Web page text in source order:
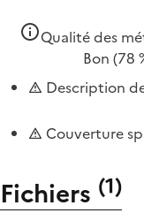
Qualité des
Bon (78
Description
Couverture
Fichiers (1)